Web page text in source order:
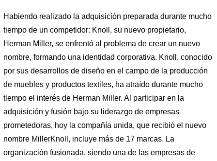
Habiendo realizado la adquisición preparada durante mucho
tiempo de un competidor: Knoll, su nuevo propietario,
Herman Miller, se enfrentó al problema de crear un nuevo
nombre, formando una identidad corporativa. Knoll, conocido
por sus desarrollos de diseño en el campo de la producción
de muebles y productos textiles, ha atraído durante mucho
tiempo el interés de Herman Miller. Al participar en la
adquisición y fusión bajo su liderazgo de empresas
prometedoras, hoy la compañía unida, que recibió el nuevo
nombre MillerKnoll, incluye más de 17 marcas. La
organización fusionada, siendo una de las empresas de